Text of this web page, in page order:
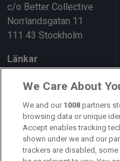
c/o Better Collective
Norrlandsgatan 11
111 43 Stockholm
Länkar
Om oss
Kontakta oss
Kundtjänst
Sponsor: Rekatochklart
We Care About
We and our 1008 partners
browsing data or unique
Accept enables tracking
shown under we and our
trackers are disabled,